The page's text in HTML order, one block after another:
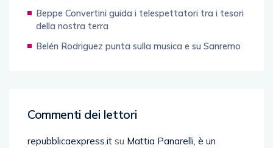
Beppe Convertini guida i telespettatori tra i tesori
della nostra terra
Belén Rodriguez punta sulla musica e su Sanremo
Commenti dei lettori
repubblicaexpress.it su Mattia Panarelli, è un